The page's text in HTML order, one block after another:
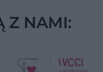
Z NAMI: